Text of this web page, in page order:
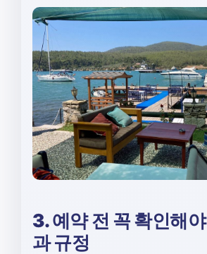
3. 예약 전 꼭 확인해
과 규정